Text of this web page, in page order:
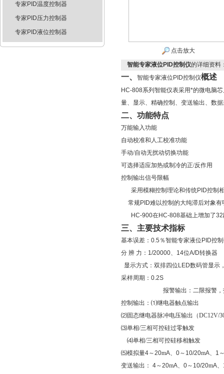
专家PID温度控制器
专家PID压力控制器
专家PID液位控制器
点击放大
智能专家液位PID控制仪的详细资料
一、 智能专家液位PID控制仪概述
HC-808系列智能仪表采用*的微电脑
量、显示、精确控制、变送输出、数
二、功能特点
万能输入功能
自动校准和人工校准功能
手动/自动无扰动切换功能
可选择适应加热或制冷的正/反作用
控制输出信号限幅
采用模糊控制理论和传统PID控制
常规PID难以控制的大纯滞后对象有
HC-900在HC-808基础上增加了32
三、主要技术指标
基本误差： 0.5 ％智能专家液位PID控
分 辨 力： 1/20000、 14位A/D转换器
显示方式：双排四位 LED数码管显示
采样周期： 0.2S
报警输出：二限报警
控制输出： ⑴继电器触点输出
⑵固态继电器脉冲电压输出（DC12V/
⑶单相/三相可控硅过零触发
⑷单相/三相可控硅移相触发
⑸模拟量4～20mA、 0～ 10/20mA、 1
变送输出： 4～20mA、 0～ 10/20mA、